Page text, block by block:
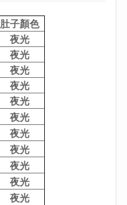
肚子顏色
夜光
夜光
夜光
夜光
夜光
夜光
夜光
夜光
夜光
夜光
夜光